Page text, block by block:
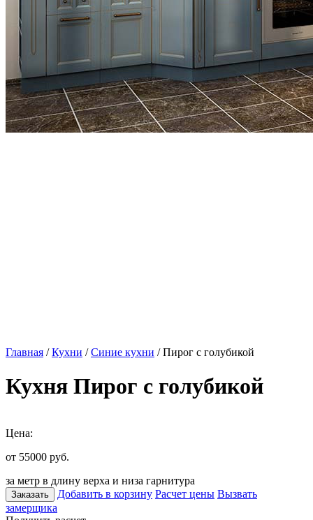
Главная /Кухни /Синие кухни / Пирог с голубикой
Кухня Пирог с голубикой
Цена:
от 55000 руб.
за метр в длину верха и низа гарнитура
Заказать Добавить в корзину Расчет цены Вызвать
замерщика